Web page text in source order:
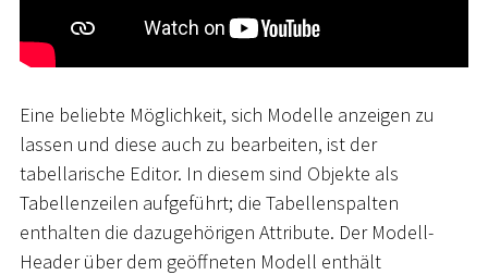
Eine beliebte Möglichkeit, sich Modelle anzeigen zu
lassen und diese auch zu bearbeiten, ist der
tabellarische Editor. In diesem sind Objekte als
Tabellenzeilen aufgeführt; die Tabellenspalten
enthalten die dazugehörigen Attribute. Der Modell-
Header über dem geöffneten Modell enthält